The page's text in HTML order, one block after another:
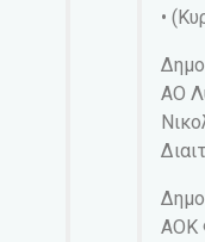
•
ΑΟ
ΑΟΚ